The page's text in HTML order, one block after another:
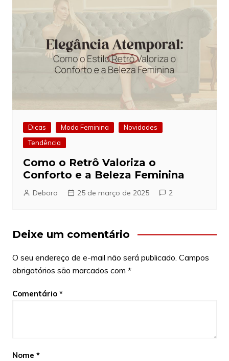
Dicas Moda Feminina
Novidades
Tendência
Como o Retrô Valoriza o
Conforto e a Beleza Feminina
Debora 25 de março de 2025 2
Deixe um comentário
O seu endereço de e-mail não será publicado. Campos
obrigatórios são marcados com *
Comentário *
Nome *